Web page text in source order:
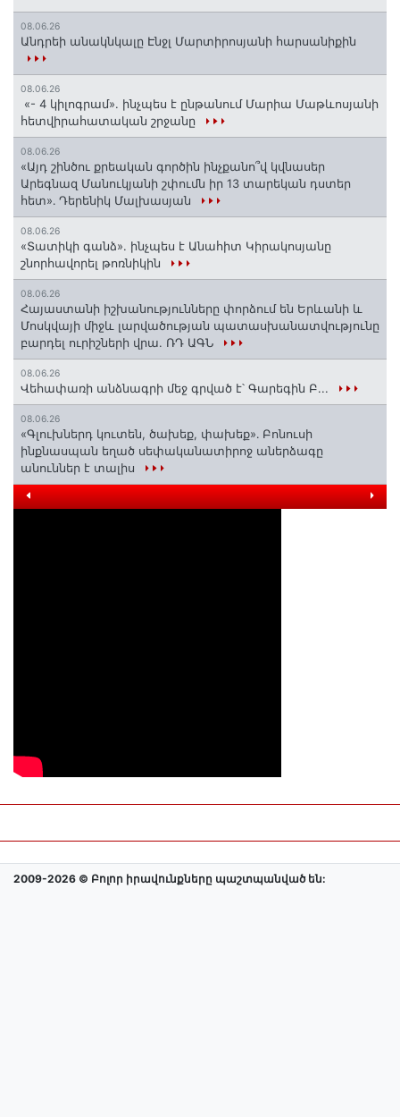
08.06.26
Անդրեի անակնկալը Էնջլ Մարտիրոսյանի հարսանիքին
08.06.26
«- 4 կիլոգրամ». ինչպես է ընթանում Մարիա Մաթևոսյանի
հետվիրահատական շրջանը
08.06.26
«Այդ շինծու քրեական գործին ինչքանո՞վ կվնասեր
Արեգնազ Մանուկյանի շփումն իր 13 տարեկան դստեր
հետ»․ Դերենիկ Մալխասյան
08.06.26
«Տատիկի գանձ». ինչպես է Անահիտ Կիրակոսյանը
շնորհավորել թոռնիկին
08.06.26
Հայաստանի իշխանությունները փորձում են Երևանի և
Մոսկվայի միջև լարվածության պատասխանատվությունը
բարդել ուրիշների վրա. ՌԴ ԱԳՆ
08.06.26
Վեհափառի անձնագրի մեջ գրված է՝ Գարեգին Բ...
08.06.26
«Գլուխներդ կուտեն, ծախեք, փախեք»․ Բոնուսի
ինքնասպան եղած սեփականատիրոջ աներձագը
անուններ է տալիս
2009-2026 © Բոլոր իրավունքները պաշտպանված են: